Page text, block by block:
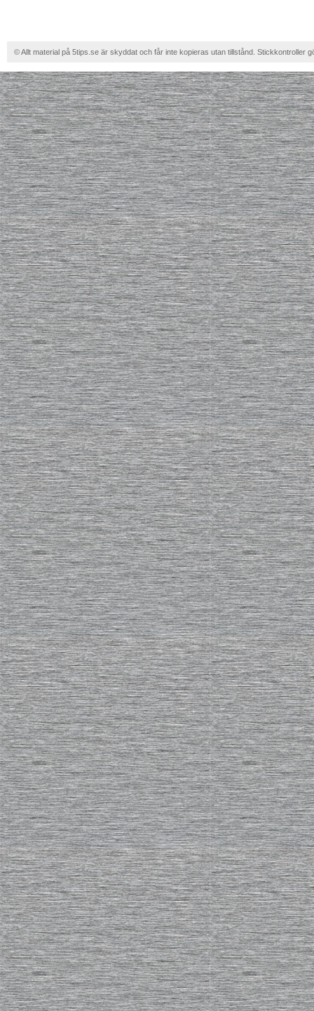
© Allt material på 5tips.se är skyddat och får inte kopieras utan tillstånd. Stickkontroller